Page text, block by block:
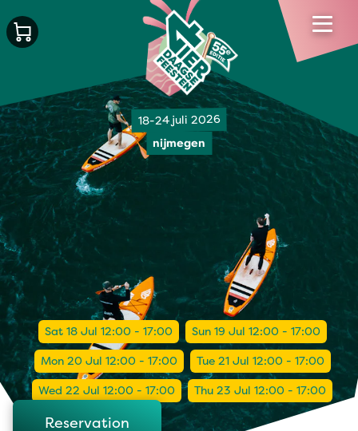
18-24 juli 2026
nijmegen
Sat 18 Jul 12:00 - 17:00 Sun 19 Jul 12:00 - 17:00
Mon 20 Jul 12:00 - 17:00 Tue 21 Jul 12:00 - 17:00
Wed 22 Jul 12:00 - 17:00 Thu 23 Jul 12:00 - 17:00
Reservation